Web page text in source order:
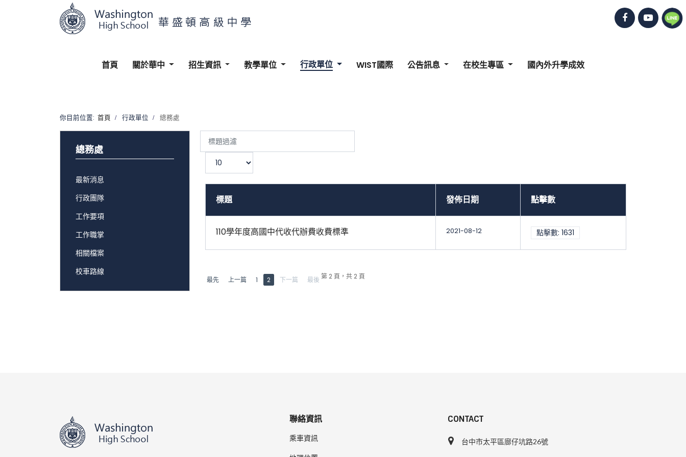
首頁 關於華中 招生資訊 教學單位 行政單位 WIST國際 公告訊息 在校生專區 國內外升學成效
你目前位置: 首頁 行政單位 總務處
顯
標題 發佈日期 點擊數
110學年度高國中代收代辦費收費標準 2021-08-12 點擊數: 1631
第 2 頁，共 2 頁
最先 上一篇 1 2 下一篇 最後
總務處
最新消息
行政團隊
工作要項
工作職掌
相關檔案
校車路線
聯絡資訊
乘車資訊
CONTACT
台中市太平區廍仔坑路26號